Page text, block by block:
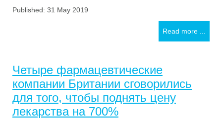
Published: 31 May 2019
Read more ...
Четыре фармацевтические
компании Британии сговорились
для того, чтобы поднять цену
лекарства на 700%